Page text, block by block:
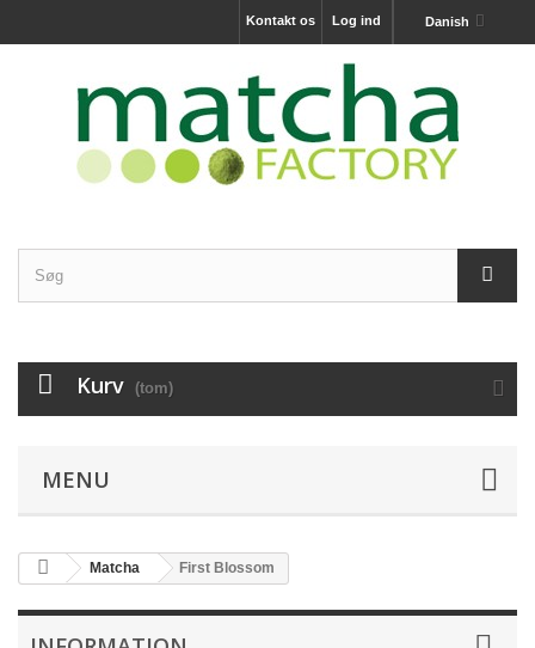
Danish
Log ind
Kontakt os
Kurv (tom)
MENU
Matcha First Blossom